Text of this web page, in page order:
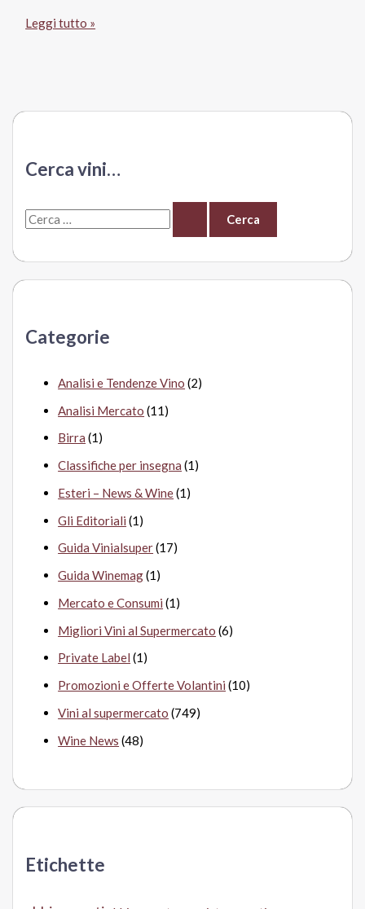
Sudtirol
Produttori
di
Leggi tutto »
Cerca vini…
C
r
:Categorie
Analisi e Tendenze Vino (2)
Analisi Mercato (11)
Birra (1)
Classifiche per insegna (1)
Esteri – News & Wine(1)
Gli Editoriali (1)
Guida Vinialsuper(17)
Guida Winemag(1)
Mercato e Consumi (1)
Migliori Vini al Supermercato (6)
Private Label (1)
Promozioni e Offerte Volantini (10)
Vini al supermercato (749)
Wine News (48)
Etichette